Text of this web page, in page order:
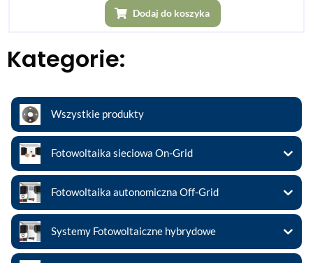
Kategorie:
Wszystkie produkty
Fotowoltaika sieciowa On-Grid
Fotowoltaika autonomiczna Off-Grid
Systemy Fotowoltaiczne hybrydowe
Dodaj do koszyka